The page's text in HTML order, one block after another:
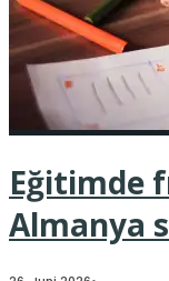
Eğitimde
Almanya